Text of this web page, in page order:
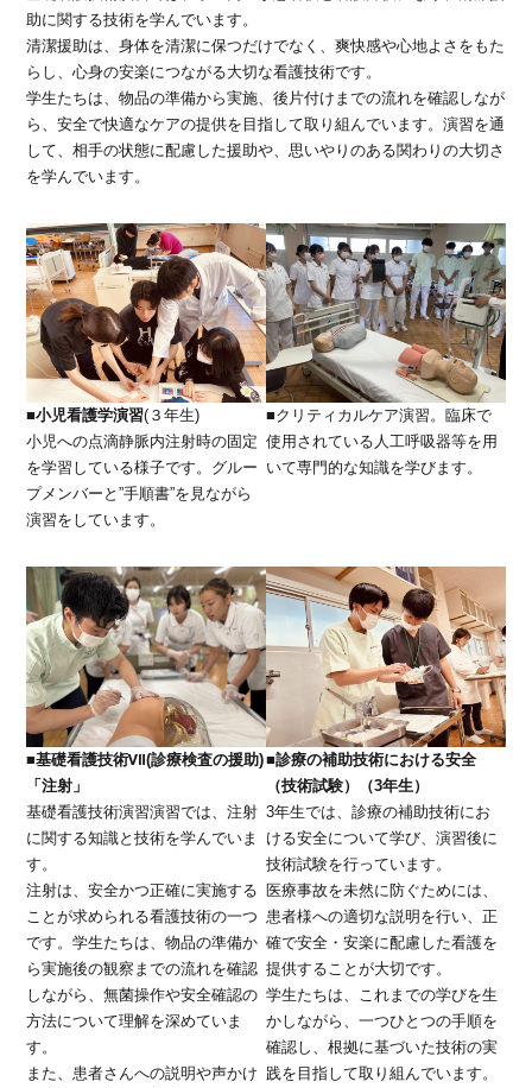
助に関する技術を学んでいます。
清潔援助は、身体を清潔に保つだけでなく、爽快感や心地よさをもた
らし、心身の安楽につながる大切な看護技術です。
学生たちは、物品の準備から実施、後片付けまでの流れを確認しなが
ら、安全で快適なケアの提供を目指して取り組んでいます。演習を通
して、相手の状態に配慮した援助や、思いやりのある関わりの大切さ
を学んでいます。
■小児看護学演習(３年生)
小児への点滴静脈内注射時の固定
を学習している様子です。グルー
プメンバーと”手順書”を見ながら
演習をしています。
■クリティカルケア演習。臨床で
使用されている人工呼吸器等を用
いて専門的な知識を学びます。
■基礎看護技術Ⅶ(診療検査の援助)
「注射」
基礎看護技術演習演習では、注射
に関する知識と技術を学んでいま
す。
注射は、安全かつ正確に実施する
ことが求められる看護技術の一つ
です。学生たちは、物品の準備か
ら実施後の観察までの流れを確認
しながら、無菌操作や安全確認の
方法について理解を深めていま
す。
また、患者さんへの説明や声かけ
■診療の補助技術における安全
（技術試験）（3年生）
3年生では、診療の補助技術にお
ける安全について学び、演習後に
技術試験を行っています。
医療事故を未然に防ぐためには、
患者様への適切な説明を行い、正
確で安全・安楽に配慮した看護を
提供することが大切です。
学生たちは、これまでの学びを生
かしながら、一つひとつの手順を
確認し、根拠に基づいた技術の実
践を目指して取り組んでいます。